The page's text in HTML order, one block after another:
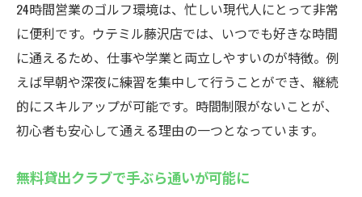
インドアゴルフスクール選びの新基準を紹
介
24時間練習できる藤沢のインドアゴルフが人気
インドアゴルフスクールが提供する自由な
練習時間
24時間利用可能な施設で効率的なスキルア
24時間営業のゴルフ環境は、忙しい現代人にとって非常
に便利です。ウテミル藤沢店では、いつでも好きな時間
に通えるため、仕事や学業と両立しやすいのが特徴。例
えば早朝や深夜に練習を集中して行うことができ、継続
的にスキルアップが可能です。時間制限がないことが、
初心者も安心して通える理由の一つとなっています。
無料貸出クラブで手ぶら通いが可能に